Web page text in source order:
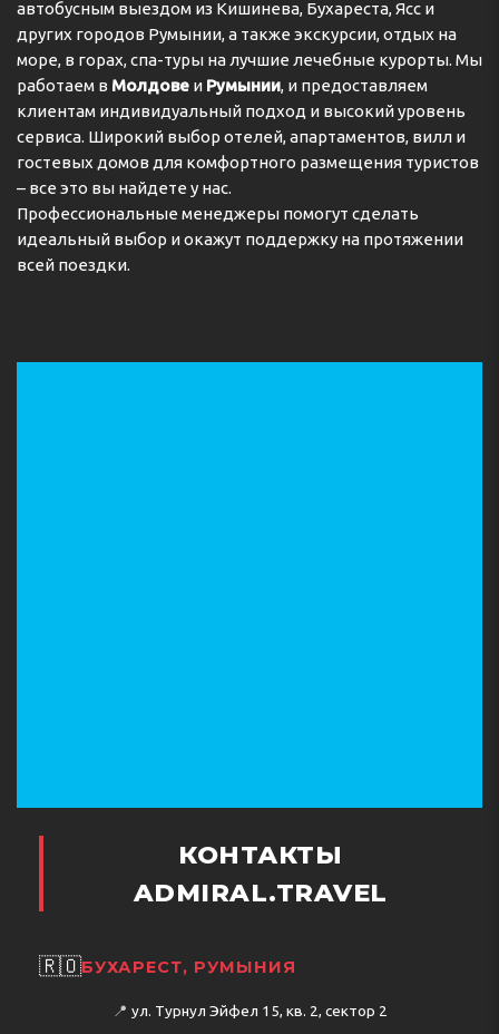
автобусным выездом из Кишинева, Бухареста, Ясс и
других городов Румынии, а также экскурсии, отдых на
море, в горах, спа-туры на лучшие лечебные курорты. Мы
работаем в Молдове и Румынии, и предоставляем
клиентам индивидуальный подход и высокий уровень
сервиса. Широкий выбор отелей, апартаментов, вилл и
гостевых домов для комфортного размещения туристов
– все это вы найдете у нас.
Профессиональные менеджеры помогут сделать
идеальный выбор и окажут поддержку на протяжении
всей поездки.
КОНТАКТЫ
ADMIRAL.TRAVEL
🇷🇴БУХАРЕСТ, РУМЫНИЯ
📍 ул. Турнул Эйфел 15, кв. 2, сектор 2